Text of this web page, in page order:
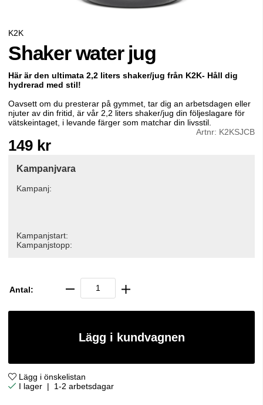
K2K
Shaker water jug
Här är den ultimata 2,2 liters shaker/jug från K2K- Håll dig
hydrerad med stil!
Oavsett om du presterar på gymmet, tar dig an arbetsdagen eller
njuter av din fritid, är vår 2,2 liters shaker/jug din följeslagare för
vätskeintaget, i levande färger som matchar din livsstil.
Artnr: K2KSJCB
149 kr
Kampanjvara
Kampanj:
Kampanjstart:
Kampanjstopp:
Antal:
Lägg i kundvagnen
Lägg i önskelistan
| 1-2 arbetsdagar